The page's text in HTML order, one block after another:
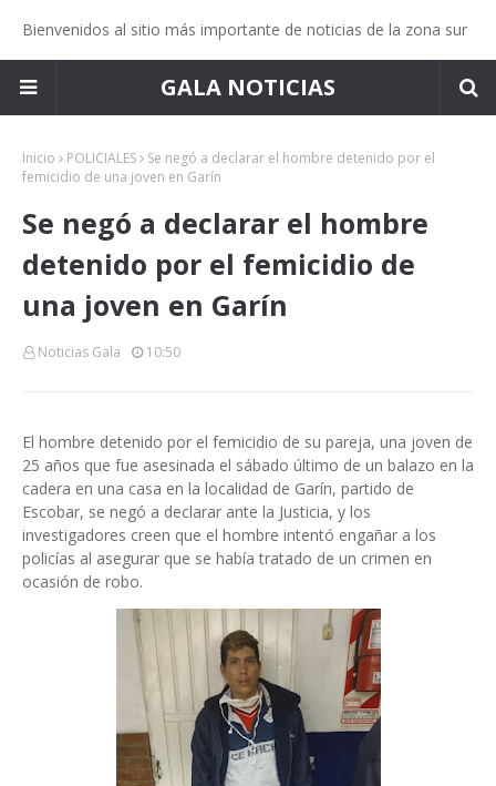
Bienvenidos al sitio más importante de noticias de la zona sur
GALA NOTICIAS
Inicio POLICIALES
Se negó a declarar el hombre detenido por el
femicidio de una joven en Garín
Se negó a declarar el hombre
detenido por el femicidio de
una joven en Garín
Noticias Gala 10:50
El hombre detenido por el femicidio de su pareja, una joven de
25 años que fue asesinada el sábado último de un balazo en la
cadera en una casa en la localidad de Garín, partido de
Escobar, se negó a declarar ante la Justicia, y los
investigadores creen que el hombre intentó engañar a los
policías al asegurar que se había tratado de un crimen en
ocasión de robo.